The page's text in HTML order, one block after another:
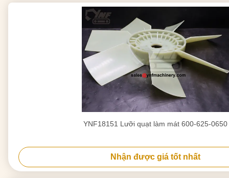
YNF18151 Lưỡi quạt làm mát 600-625-0650
Nhận được giá tốt nhất